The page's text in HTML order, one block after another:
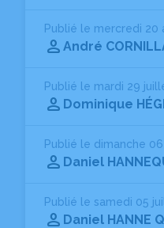
Publié le mercredi 20
André
Publié le mardi 29
Dominique
Publié le dimanche
Daniel
Publié le samedi 05
Daniel HANNE